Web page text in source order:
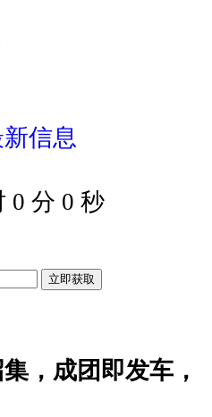
信息
0 分 0 秒
立即获取
，成团即发车，